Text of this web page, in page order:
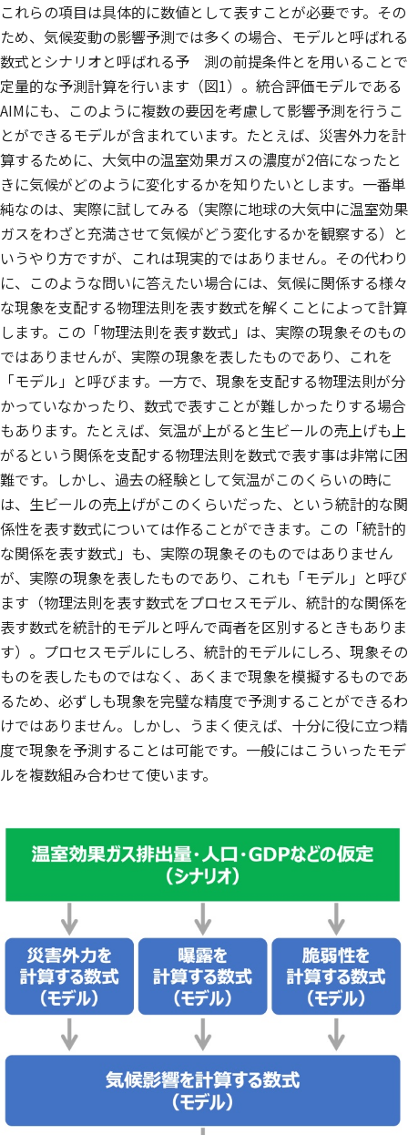
これらの項目は具体的に数値として表すことが必要です。その
ため、気候変動の影響予測では多くの場合、モデルと呼ばれる
数式とシナリオと呼ばれる予 測の前提条件とを用いることで
定量的な予測計算を行います（図1）。統合評価モデルである
AIMにも、このように複数の要因を考慮して影響予測を行うこ
とができるモデルが含まれています。たとえば、災害外力を計
算するために、大気中の温室効果ガスの濃度が2倍になったと
きに気候がどのように変化するかを知りたいとします。一番単
純なのは、実際に試してみる（実際に地球の大気中に温室効果
ガスをわざと充満させて気候がどう変化するかを観察する）と
いうやり方ですが、これは現実的ではありません。その代わり
に、このような問いに答えたい場合には、気候に関係する様々
な現象を支配する物理法則を表す数式を解くことによって計算
します。この「物理法則を表す数式」は、実際の現象そのもの
ではありませんが、実際の現象を表したものであり、これを
「モデル」と呼びます。一方で、現象を支配する物理法則が分
かっていなかったり、数式で表すことが難しかったりする場合
もあります。たとえば、気温が上がると生ビールの売上げも上
がるという関係を支配する物理法則を数式で表す事は非常に困
難です。しかし、過去の経験として気温がこのくらいの時に
は、生ビールの売上げがこのくらいだった、という統計的な関
係性を表す数式については作ることができます。この「統計的
な関係を表す数式」も、実際の現象そのものではありません
が、実際の現象を表したものであり、これも「モデル」と呼び
ます（物理法則を表す数式をプロセスモデル、統計的な関係を
表す数式を統計的モデルと呼んで両者を区別するときもありま
す）。プロセスモデルにしろ、統計的モデルにしろ、現象その
ものを表したものではなく、あくまで現象を模擬するものであ
るため、必ずしも現象を完璧な精度で予測することができるわ
けではありません。しかし、うまく使えば、十分に役に立つ精
度で現象を予測することは可能です。一般にはこういったモデ
ルを複数組み合わせて使います。